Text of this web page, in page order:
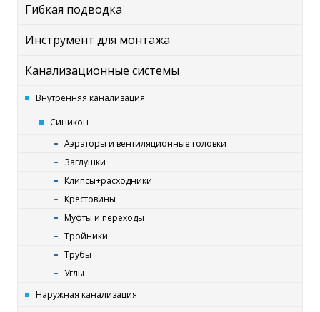
Гибкая подводка
Инструмент для монтажа
Канализационные системы
Внутренняя канализация
Синикон
Аэраторы и вентиляционные головки
Заглушки
Клипсы+расходники
Крестовины
Муфты и переходы
Тройники
Трубы
Углы
Наружная канализация